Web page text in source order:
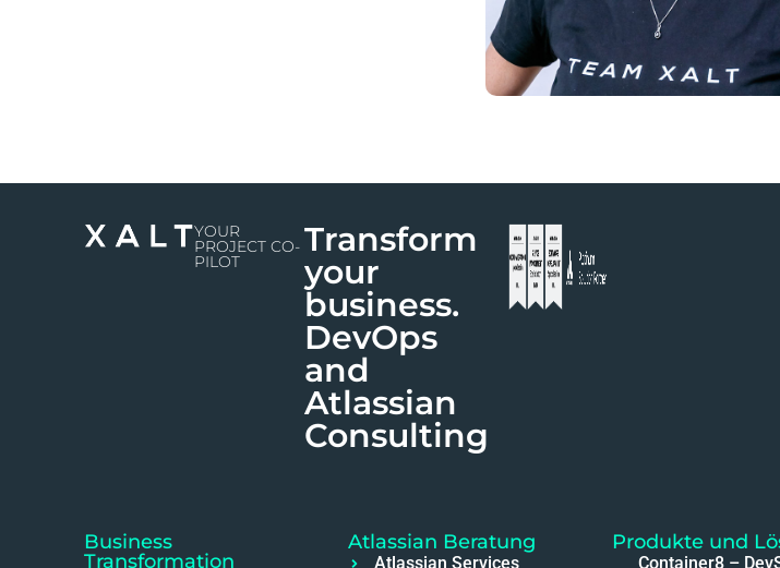
YOUR
PROJECT CO-
PILOT
Transform
your
business.
DevOps
and
Atlassian
Consulting
Business
Transformation
Atlassian Beratung
Atlassian Services
Produkte und
Container8 –